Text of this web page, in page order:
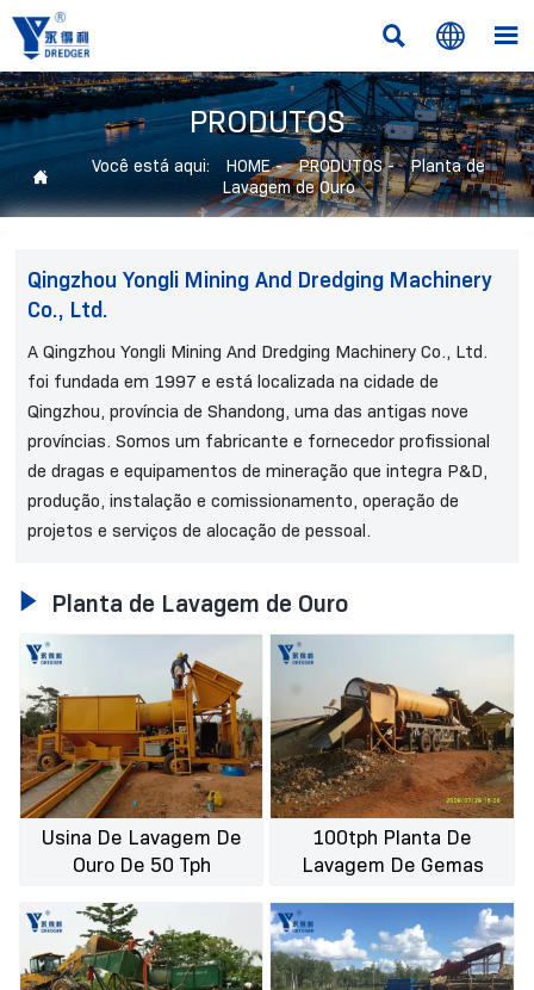
  
PRODUTOS
 Você está aqui: HOME- PRODUTOS- Planta de
Lavagem de Ouro
Qingzhou Yongli Mining And Dredging Machinery
Co., Ltd.
A Qingzhou Yongli Mining And Dredging Machinery Co., Ltd.
foi fundada em 1997 e está localizada na cidade de
Qingzhou, província de Shandong, uma das antigas nove
províncias. Somos um fabricante e fornecedor profissional
de dragas e equipamentos de mineração que integra P&D,
produção, instalação e comissionamento, operação de
projetos e serviços de alocação de pessoal.
 Planta de Lavagem de Ouro
Usina De Lavagem De
Ouro De 50 Tph
100tph Planta De
Lavagem De Gemas